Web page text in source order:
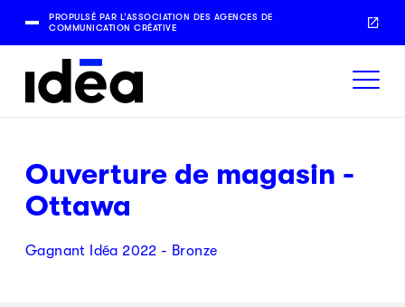
PROPULSÉ PAR L’ASSOCIATION DES AGENCES DE
COMMUNICATION CRÉATIVE
Ouverture de magasin -
Ottawa
Gagnant Idéa 2022 - Bronze